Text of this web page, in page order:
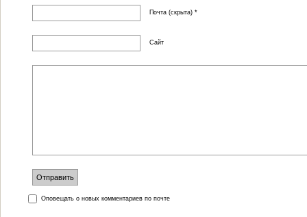
Почта (скрыта) *
Сайт
Оповещать о новых комментариев по почте